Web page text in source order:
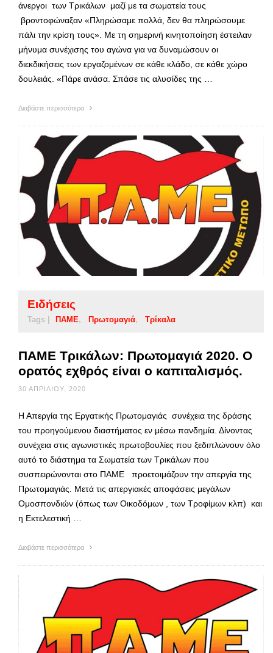
άνεργοι των Τρικάλων μαζί με τα σωματεία τους
βροντοφώναξαν «Πληρώσαμε πολλά, δεν θα πληρώσουμε
πάλι την κρίση τους». Με τη σημερινή κινητοποίηση έστειλαν
μήνυμα συνέχισης του αγώνα για να δυναμώσουν οι
διεκδικήσεις των εργαζομένων σε κάθε κλάδο, σε κάθε χώρο
δουλειάς. «Πάρε ανάσα. Σπάσε τις αλυσίδες της …
Διαβάστε περισσότερα
Ειδήσεις
Tags | ΠΑΜΕ Πρωτομαγιά Τρίκαλα
ΠΑΜΕ Τρικάλων: Πρωτομαγιά 2020. Ο
ορατός εχθρός είναι ο καπιταλισμός.
30 ΑΠΡΙΛΊΟΥ, 2020
Η Απεργία της Εργατικής Πρωτομαγιάς συνέχεια της δράσης
του προηγούμενου διαστήματος εν μέσω πανδημία. Δίνοντας
συνέχεια στις αγωνιστικές πρωτοβουλίες που ξεδιπλώνουν όλο
αυτό το διάστημα τα Σωματεία των Τρικάλων που
συσπειρώνονται στο ΠΑΜΕ προετοιμάζουν την απεργία της
Πρωτομαγιάς. Μετά τις απεργιακές αποφάσεις μεγάλων
Ομοσπονδιών (όπως των Οικοδόμων , των Τροφίμων κλπ) και
η Εκτελεστική …
Διαβάστε περισσότερα